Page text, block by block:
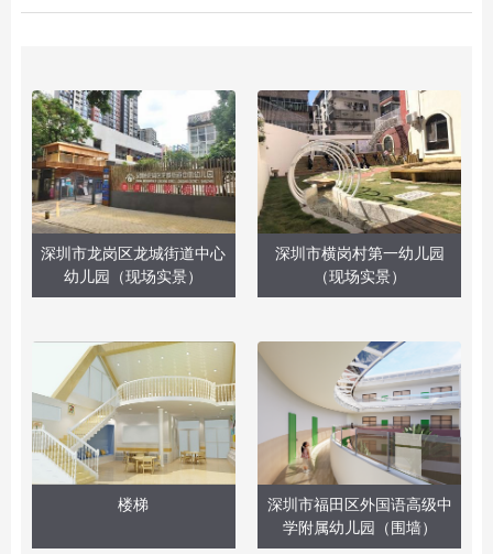
深圳市龙岗区龙城街道中心
幼儿园（现场实景）
深圳市横岗村第一幼儿园
（现场实景）
楼梯
深圳市福田区外国语高级中
学附属幼儿园（围墙）